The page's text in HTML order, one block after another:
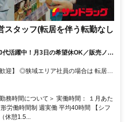
スタッフ(転居を伴う転勤なし
活躍中！月3日の希望休OK／販売ノル
販促企画～商品管理など店舗運営がメ
】 ◎狭域エリア社員の場合は 転居を
カー通勤OK
務時間について＞ 実働時間： １月あた
労働時間制 週実働 平均40時間 【シフ
休憩1.5...